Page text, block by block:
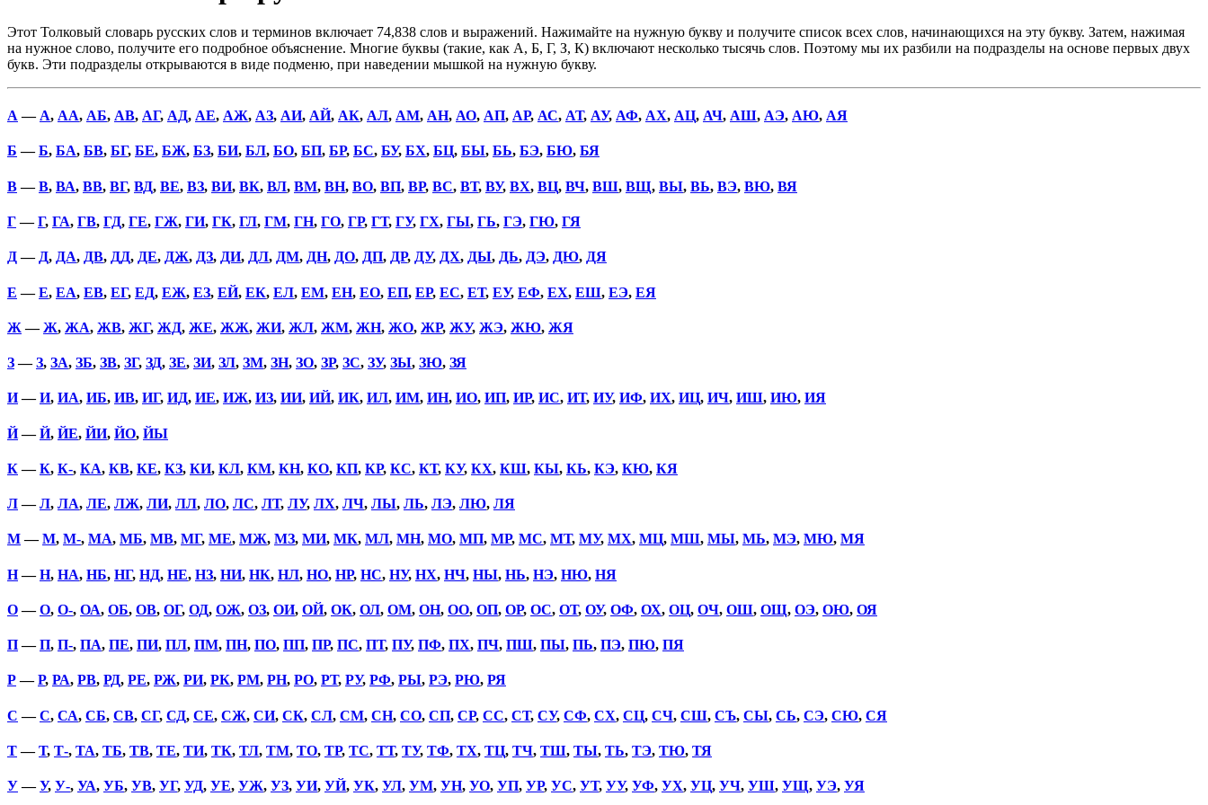
Этот Толковый словарь русских слов и терминов включает 74,838 слов и выражений. Нажимайте на нужную букву и получите список всех слов, начинающихся на эту букву. Затем, нажимая
на нужное слово, получите его подробное объяснение. Многие буквы (такие, как А, Б, Г, З, К) включают несколько тысячь слов. Поэтому мы их разбили на подразделы на основе первых двух
букв. Эти подразделы открываются в виде подменю, при наведении мышкой на нужную букву.
А — А, АА, АБ, АВ, АГ, АД, АЕ, АЖ, АЗ, АИ, АЙ, АК, АЛ, АМ, АН, АО, АП, АР, АС, АТ, АУ, АФ, АХ, АЦ, АЧ, АШ, АЭ, АЮ, АЯ
Б —Б, БА, БВ, БГ, БЕ, БЖ, БЗ, БИ, БЛ, БО, БП, БР, БС, БУ, БХ, БЦ, БЫ, БЬ, БЭ, БЮ, БЯ
В—В, ВА, ВВ, ВГ, ВД, ВЕ, ВЗ, ВИ, ВК, ВЛ, ВМ, ВН, ВО, ВП, ВР, ВС, ВТ, ВУ, ВХ, ВЦ, ВЧ, ВШ, ВЩ, ВЫ, ВЬ, ВЭ, ВЮ, ВЯ
Г—Г, ГА, ГВ, ГД, ГЕ, ГЖ, ГИ, ГК, ГЛ, ГМ, ГН, ГО, ГР, ГТ, ГУ, ГХ, ГЫ, ГЬ, ГЭ, ГЮ, ГЯ
Д— Д, ДА, ДВ, ДД, ДЕ, ДЖ, ДЗ, ДИ, ДЛ, ДМ, ДН, ДО, ДП, ДР, ДУ, ДХ, ДЫ, ДЬ, ДЭ, ДЮ, ДЯ
Е —Е, ЕА, ЕВ, ЕГ, ЕД, ЕЖ, ЕЗ, ЕЙ, ЕК, ЕЛ, ЕМ, ЕН, ЕО, ЕП, ЕР, ЕС, ЕТ, ЕУ, ЕФ, ЕХ, ЕШ, ЕЭ, ЕЯ
Ж —Ж, ЖА, ЖВ, ЖГ, ЖД, ЖЕ, ЖЖ, ЖИ, ЖЛ, ЖМ, ЖН, ЖО, ЖР, ЖУ, ЖЭ, ЖЮ, ЖЯ
З—З, ЗА, ЗБ, ЗВ, ЗГ, ЗД, ЗЕ, ЗИ, ЗЛ, ЗМ, ЗН, ЗО, ЗР, ЗС, ЗУ, ЗЫ, ЗЮ, ЗЯ
И—И, ИА, ИБ, ИВ, ИГ, ИД, ИЕ, ИЖ, ИЗ, ИИ, ИЙ, ИК, ИЛ, ИМ, ИН, ИО, ИП, ИР, ИС, ИТ, ИУ, ИФ, ИХ, ИЦ, ИЧ, ИШ, ИЮ, ИЯ
Й—Й, ЙЕ, ЙИ, ЙО, ЙЫ
К—К, К-, КА, КВ, КЕ, КЗ, КИ, КЛ, КМ, КН, КО, КП, КР, КС, КТ, КУ, КХ, КШ, КЫ, КЬ, КЭ, КЮ, КЯ
Л—Л, ЛА, ЛЕ, ЛЖ, ЛИ, ЛЛ, ЛО, ЛС, ЛТ, ЛУ, ЛХ, ЛЧ, ЛЫ, ЛЬ, ЛЭ, ЛЮ, ЛЯ
М—М, М-, МА, МБ, МВ, МГ, МЕ, МЖ, МЗ, МИ, МК, МЛ, МН, МО, МП, МР, МС, МТ, МУ, МХ, МЦ, МШ, МЫ, МЬ, МЭ, МЮ, МЯ
Н—Н, НА, НБ, НГ, НД, НЕ, НЗ, НИ, НК, НЛ, НО, НР, НС, НУ, НХ, НЧ, НЫ, НЬ, НЭ, НЮ, НЯ
О—О, О-, ОА, ОБ, ОВ, ОГ, ОД, ОЖ, ОЗ, ОИ, ОЙ, ОК, ОЛ, ОМ, ОН, ОО, ОП, ОР, ОС, ОТ, ОУ, ОФ, ОХ, ОЦ, ОЧ, ОШ, ОЩ, ОЭ, ОЮ, ОЯ
П—П, П-, ПА, ПЕ, ПИ, ПЛ, ПМ, ПН, ПО, ПП, ПР, ПС, ПТ, ПУ, ПФ, ПХ, ПЧ, ПШ, ПЫ, ПЬ, ПЭ, ПЮ, ПЯ
Р—Р, РА, РВ, РД, РЕ, РЖ, РИ, РК, РМ, РН, РО, РТ, РУ, РФ, РЫ, РЭ, РЮ, РЯ
С —С, СА, СБ, СВ, СГ, СД, СЕ, СЖ, СИ, СК, СЛ, СМ, СН, СО, СП, СР, СС, СТ, СУ, СФ, СХ, СЦ, СЧ, СШ, СЪ, СЫ, СЬ, СЭ, СЮ, СЯ
Т—Т, Т-, ТА, ТБ, ТВ, ТЕ, ТИ, ТК, ТЛ, ТМ, ТО, ТР, ТС, ТТ, ТУ, ТФ, ТХ, ТЦ, ТЧ, ТШ, ТЫ, ТЬ, ТЭ, ТЮ, ТЯ
У—У, У-, УА, УБ, УВ, УГ, УД, УЕ, УЖ, УЗ, УИ, УЙ, УК, УЛ, УМ, УН, УО, УП, УР, УС, УТ, УУ, УФ, УХ, УЦ, УЧ, УШ, УЩ, УЭ, УЯ